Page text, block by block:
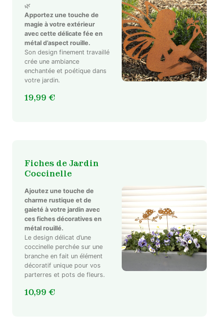
🌿
Apportez une touche de
magie à votre extérieur
avec cette délicate fée en
métal d’aspect rouille.
Son design finement travaillé
crée une ambiance
enchantée et poétique dans
votre jardin.
19,99 €
Fiches de Jardin
Coccinelle
Ajoutez une touche de
charme rustique et de
gaieté à votre jardin avec
ces fiches décoratives en
métal rouillé.
Le design délicat d’une
coccinelle perchée sur une
branche en fait un élément
décoratif unique pour vos
parterres et pots de fleurs.
10,99 €